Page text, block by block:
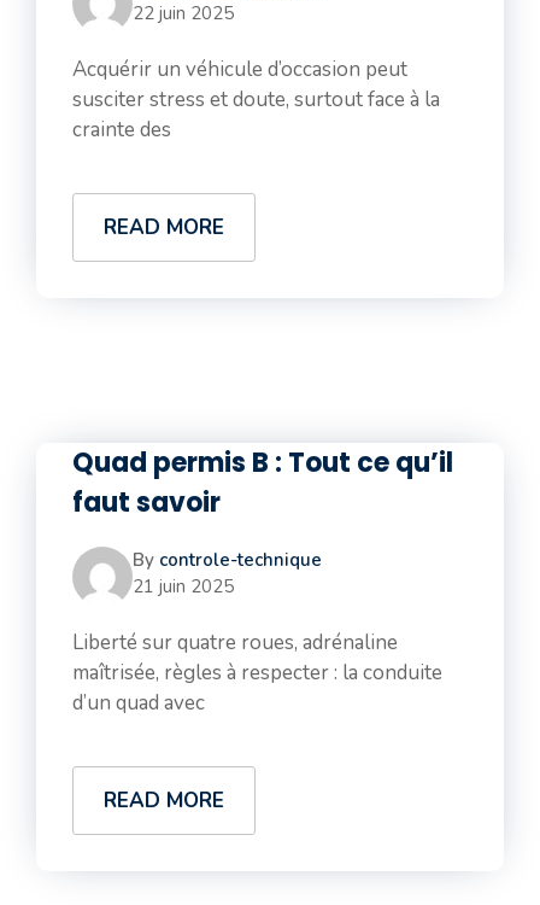
22 juin 2025
Acquérir un véhicule d’occasion peut
susciter stress et doute, surtout face à la
crainte des
READ MORE
Quad permis B : Tout ce qu’il
faut savoir
By controle-technique
21 juin 2025
Liberté sur quatre roues, adrénaline
maîtrisée, règles à respecter : la conduite
d’un quad avec
READ MORE